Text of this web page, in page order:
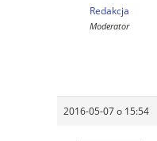
Redakcja
Moderator
2016-05-07 o 15:54